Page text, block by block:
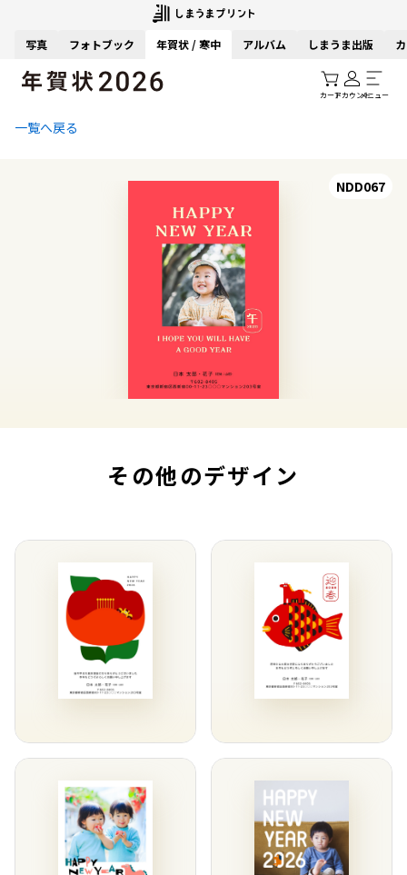
写真 フォトブック 年賀状 / 寒中 アルバム しまうま出版
カートアカウントメニュー
一覧へ戻る
NDD067
その他のデザイン